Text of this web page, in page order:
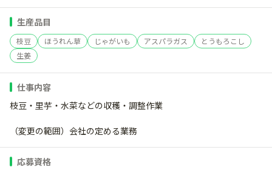
生産品目
枝豆 ほうれん草 じゃがいも アスパラガス
とうもろこし
生姜
仕事内容
枝豆・里芋・水菜などの収穫・調整作業
（変更の範囲）会社の定める業務
応募資格